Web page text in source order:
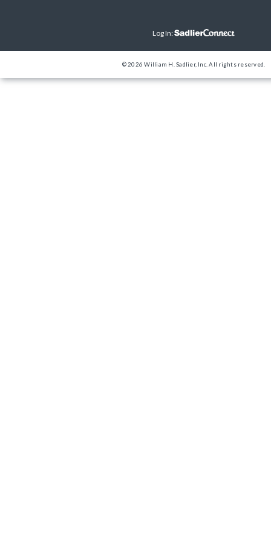
Log In:
© 2026 William H. Sadlier, Inc. All rights reserved.